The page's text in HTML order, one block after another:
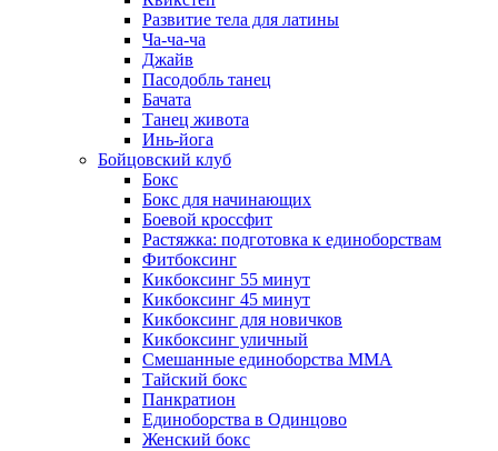
Развитие тела для латины
Ча-ча-ча
Джайв
Пасодобль танец
Бачата
Танец живота
Инь-йога
Бойцовский клуб
Бокс
Бокс для начинающих
Боевой кроссфит
Растяжка: подготовка к единоборствам
Фитбоксинг
Кикбоксинг 55 минут
Кикбоксинг 45 минут
Кикбоксинг для новичков
Кикбоксинг уличный
Смешанные единоборства ММА
Тайский бокс
Панкратион
Единоборства в Одинцово
Женский бокс